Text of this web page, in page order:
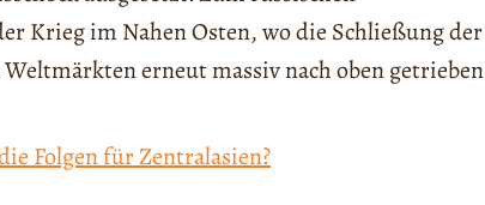
Krieg im Nahen Osten, wo die Schließung der
erneut massiv nach oben getrieben
Folgen für Zentralasien?